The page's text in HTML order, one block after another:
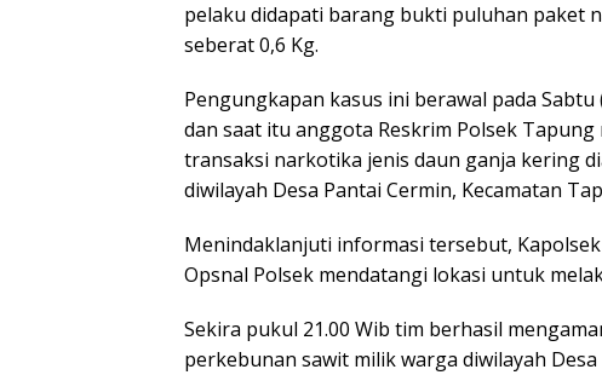
pelaku didapati barang bukti puluhan paket
seberat 0,6 Kg.
Pengungkapan kasus ini berawal pada
dan saat itu anggota Reskrim Polsek
transaksi narkotika jenis daun ganja kering
diwilayah Desa Pantai Cermin, Kecamatan
Menindaklanjuti informasi tersebut,
Opsnal Polsek mendatangi lokasi untuk
Sekira pukul 21.00 Wib tim berhasil
perkebunan sawit milik warga diwilayah